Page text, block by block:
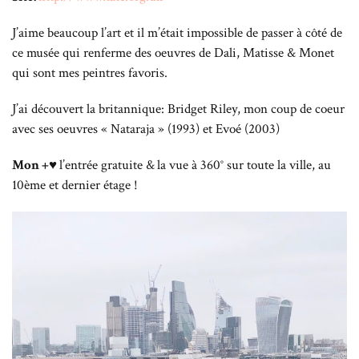
J’aime beaucoup l’art et il m’était impossible de passer à côté de
ce musée qui renferme des oeuvres de Dali, Matisse & Monet
qui sont mes peintres favoris.
J’ai découvert la britannique: Bridget Riley, mon coup de coeur
avec ses oeuvres « Nataraja » (1993) et Evoé (2003)
Mon +♥l’entrée gratuite &la vue à 360° sur toute la ville, au
10ème et dernier étage !